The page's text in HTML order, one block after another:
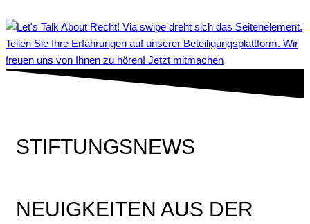
Teilen Sie Ihre Erfahrungen auf unserer Beteiligungsplattform. Wir
freuen uns von Ihnen zu hören! Jetzt mitmachen
STIFTUNGSNEWS
NEUIGKEITEN AUS DER